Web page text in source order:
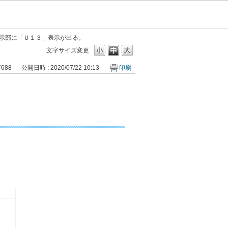
部に「Ｕ１３」表示が出る。
文字サイズ変更
公開日時 : 2020/07/22 10:13 印刷